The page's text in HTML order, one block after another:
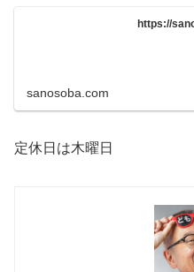
https://
sanosoba.com
定休日は木曜日